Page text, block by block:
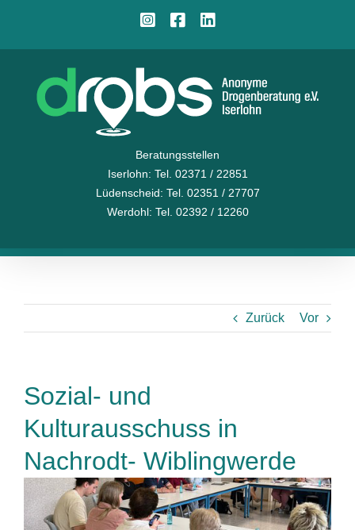
Instagram
Facebook
Beratungsstellen
Iserlohn: Tel. 02371 / 22851
Lüdenscheid: Tel. 02351 / 27707
Werdohl: Tel. 02392 / 12260
Zurück Vor
Sozial- und
Kulturausschuss in
Nachrodt- Wiblingwerde